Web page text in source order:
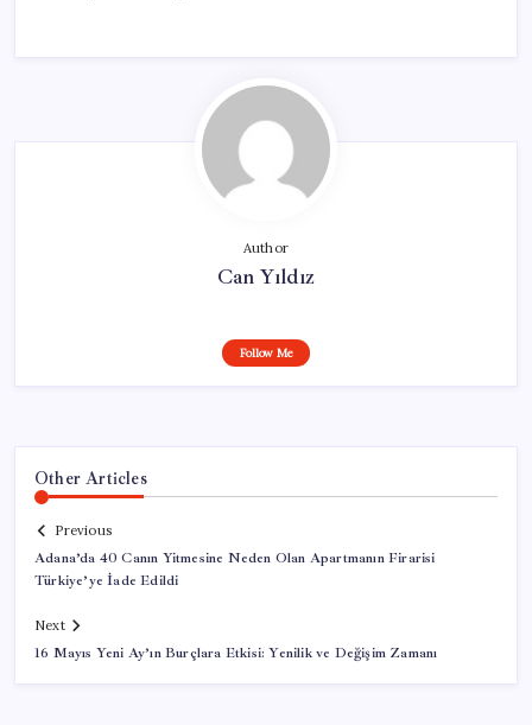
Author
Can Yıldız
Follow Me
Other Articles
Previous
Adana’da 40 Canın Yitmesine Neden Olan Apartmanın Firarisi
Türkiye’ye İade Edildi
Next
16 Mayıs Yeni Ay’ın Burçlara Etkisi: Yenilik ve Değişim Zamanı